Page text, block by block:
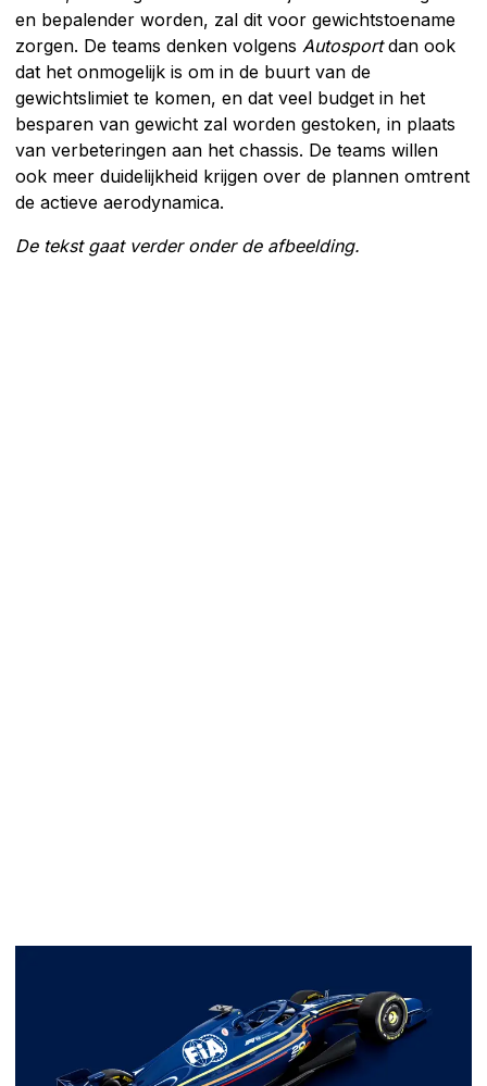
en bepalender worden, zal dit voor gewichtstoename
zorgen. De teams denken volgens Autosportdan ook
dat het onmogelijk is om in de buurt van de
gewichtslimiet te komen, en dat veel budget in het
besparen van gewicht zal worden gestoken, in plaats
van verbeteringen aan het chassis. De teams willen
ook meer duidelijkheid krijgen over de plannen omtrent
de actieve aerodynamica.
De tekst gaat verder onder de afbeelding.